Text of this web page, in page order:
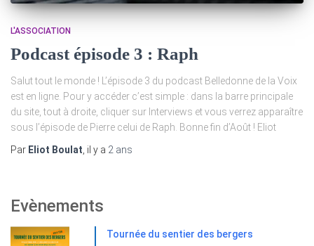
L'ASSOCIATION
Podcast épisode 3 : Raph
Salut tout le monde ! L’épisode 3 du podcast Belledonne de la Voix
est en ligne. Pour y accéder c’est simple : dans la barre principale
du site, tout à droite, cliquer sur Interviews et vous verrez apparaître
sous l’épisode de Pierre celui de Raph. Bonne fin d’Août ! Eliot
Par Eliot Boulat , il y a 2 ans
Evènements
Tournée du sentier des bergers